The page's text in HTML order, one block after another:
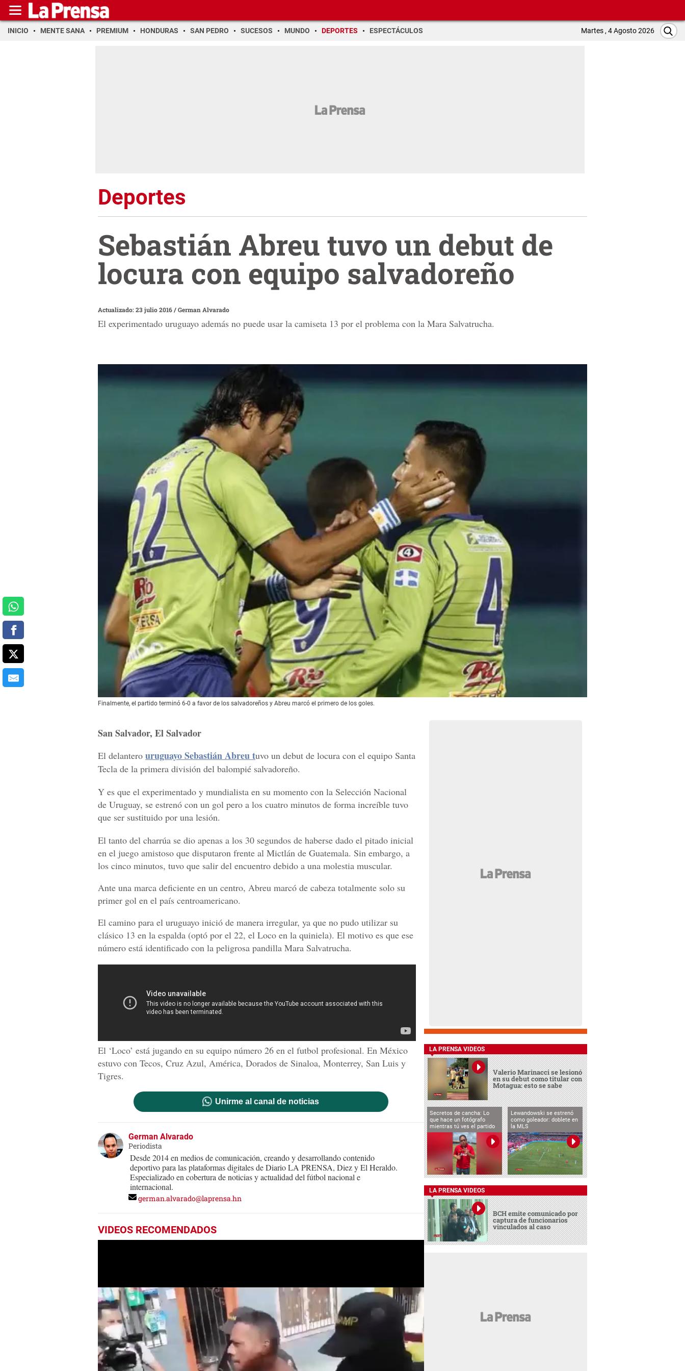
INICIO MENTE SANA PREMIUM HONDURAS SAN PEDRO SUCESOS MUNDO DEPORTES ESPECTÁCULOS Martes , 4 Agosto 2026
Deportes
Sebastián Abreu tuvo un debut de
locura con equipo salvadoreño
Actualizado: 23 julio 2016/German Alvarado
El experimentado uruguayo además no puede usar la camiseta 13 por el problema con la Mara Salvatrucha.
Finalmente, el partido terminó 6-0 a favor de los salvadoreños y Abreu marcó el primero de los goles.
San Salvador, El Salvador
El delantero uruguayo Sebastián Abreu tuvo un debut de locura con el equipo Santa
Tecla de la primera división del balompié salvadoreño.
Y es que el experimentado y mundialista en su momento con la Selección Nacional
de Uruguay, se estrenó con un gol pero a los cuatro minutos de forma increíble tuvo
que ser sustituido por una lesión.
El tanto del charrúa se dio apenas a los 30 segundos de haberse dado el pitado inicial
en el juego amistoso que disputaron frente al Mictlán de Guatemala. Sin embargo, a
los cinco minutos, tuvo que salir del encuentro debido a una molestia muscular.
Ante una marca deficiente en un centro, Abreu marcó de cabeza totalmente solo su
primer gol en el país centroamericano.
El camino para el uruguayo inició de manera irregular, ya que no pudo utilizar su
clásico 13 en la espalda (optó por el 22, el Loco en la quiniela). El motivo es que ese
número está identificado con la peligrosa pandilla Mara Salvatrucha.
El ‘Loco’ está jugando en su equipo número 26 en el futbol profesional. En México
estuvo con Tecos, Cruz Azul, América, Dorados de Sinaloa, Monterrey, San Luis y
Tigres.
Unirme al canal de noticias
German Alvarado
Periodista
Desde 2014 en medios de comunicación, creando y desarrollando contenido
deportivo para las plataformas digitales de Diario LA PRENSA, Diez y El Heraldo.
Especializado en cobertura de noticias y actualidad del fútbol nacional e
internacional.
german.alvarado@laprensa.hn
VIDEOS RECOMENDADOS
LA PRENSA VIDEOS
Valerio Marinacci se lesionó
en su debut como titular con
Motagua: esto se sabe
Secretos de cancha: Lo
que hace un fotógrafo
mientras tú ves el partido
Lewandowski se estrenó
como goleador: doblete en
la MLS
LA PRENSA VIDEOS
BCH emite comunicado por
captura de funcionarios
vinculados al caso